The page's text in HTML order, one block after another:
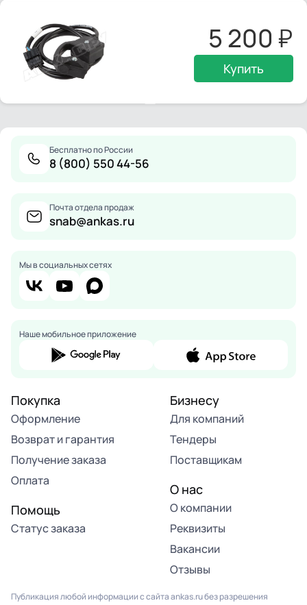
5 200
Купить
Бесплатно по России
8 (800) 550 44-56
Почта отдела продаж
snab@ankas.ru
Мы в социальных сетях
Наше мобильное приложение
Покупка
Оформление
Возврат и гарантия
Получение заказа
Оплата
Помощь
Статус заказа
Бизнесу
Для компаний
Тендеры
Поставщикам
О нас
О компании
Реквизиты
Вакансии
Отзывы
Публикация любой информации с сайта ankas.ru без разрешения